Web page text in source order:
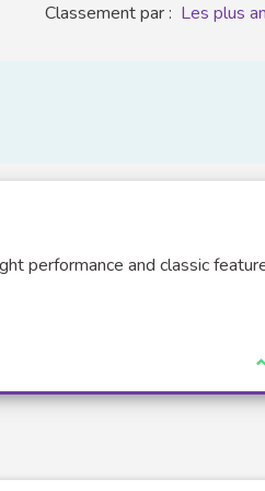
Classement par : Les plus
performance and classic